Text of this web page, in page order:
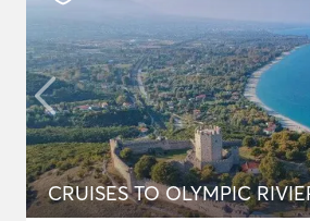
CRUISES TO OLYMPIC